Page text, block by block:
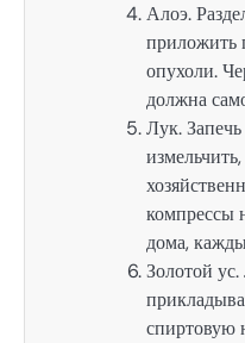
Алоэ.
приложить
опухоли.
должна
Лук.
компрессы
дома,
Золотой
спиртовую